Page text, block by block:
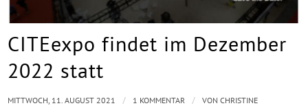
CITEexpo findet im Dezember
2022 statt
MITTWOCH, 11. AUGUST 2021 / 1 KOMMENTAR / VONCHRISTINE